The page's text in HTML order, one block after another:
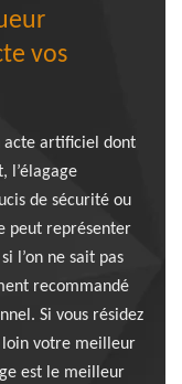
vos
acte artificiel dont
l’élagage
de sécurité ou
peut représenter
l’on ne sait pas
recommandé
Si vous résidez
loin votre meilleur
est le meilleur